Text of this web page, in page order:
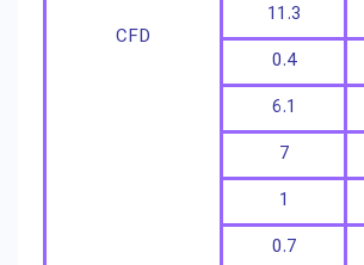
CFD
11.3
0.4
6.1
7
1
0.7